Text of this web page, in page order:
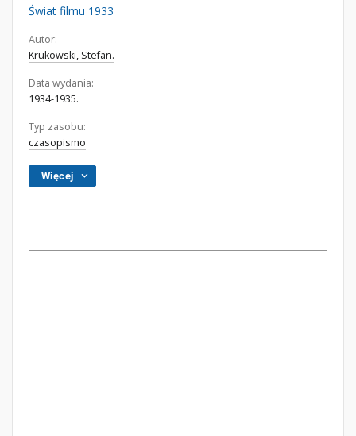
Świat filmu 1933
Autor:
Krukowski, Stefan.
Data wydania:
1934-1935.
Typ zasobu:
czasopismo
Więcej